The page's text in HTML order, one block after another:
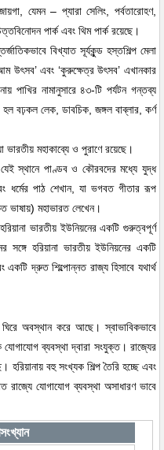
যেমন – প্যারা সেলিং, পর্বতারোহণ,
পার্ক এবং থিম পার্ক রয়েছে।
বিখ্যাত সূর্যকুন্ড হস্তশিল্প মেলা
উৎসব’ এবং ‘কুরুক্ষেত্র উৎসব’ এখানকার
পাখির নামানুসারে ৪৩-টি পর্যটন গন্তব্য
বঢ়কল লেক, ডাবচিক, জঙ্গল বাব্লার, কর্ণ
ভারতীয় মহাকাব্যে ও পুরাণে রয়েছে।
যেই স্থানে পাণ্ডব ও কৌরবদের মধ্যে যুদ্ধ
ধর্মের পাঠ শেখান, যা ভগবত গীতার রূপ
ভাষায়) মহাভারত লেখেন।
ভারতীয় ইউনিয়নের একটি গুরুত্বপূর্ণ
হরিয়ানা ভারতীয় ইউনিয়নের একটি
দ্রুত শিল্পোন্নত রাজ্য হিসাবে যথার্থ
ঘিরে অবস্থান করে আছে। স্বাভাবিকভাবে
যোগাযোগ ব্যবস্থা দ্বারা সংযুক্ত। রাজ্যের
হরিয়ানায় বহু সংখ্যক শিল্প তৈরি হচ্ছে এবং
যোগাযোগ ব্যবস্থা অসাধারণ ভাবে